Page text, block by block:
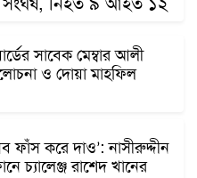
সাবেক মেম্বার আলী
ও দোয়া মাহফিল
ফাঁস করে দাও’: নাসীরুদ্দীন
চ্যালেঞ্জ রাশেদ খানের